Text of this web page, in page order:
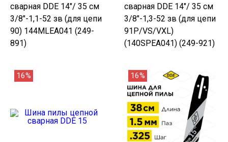
сварная DDE 14"/ 35 см
3/8"-1,1-52 зв (для цепи
90) 144MLEA041 (249-
891)
сварная DDE 14"/ 35 см
3/8"-1,3-52 зв (для цепи
91P/VS/VXL)
(140SPEA041) (249-921)
16% 16%